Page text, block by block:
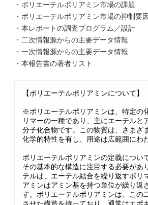
・ポリエーテルポリアミン市場の課題
・ポリエーテルポリアミン市場の抑制要因
・本レポートの調査プログラム／設計
・二次情報源からの主要データ情報
・一次情報源からの主要データ情報
・本報告書の著者リスト
【ポリエーテルポリアミンについて】
※ポリエーテルポリアミンは、特定の
リマーの一種であり、主にエーテルと
分子化合物です。この物質は、さまざ
化学的特性を有し、用途は広範囲にわ
ポリエーテルポリアミンの定義につい
その基本的な構造に注目する必要があ
テルは、エーテル結合を繰り返すポリ
アミンはアミン基を持つ単位が繰り返
す。ポリエーテルポリアミンは、この